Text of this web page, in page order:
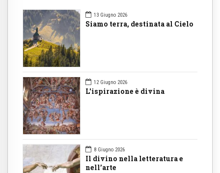
13 Giugno 2026
Siamo terra, destinata al Cielo
12 Giugno 2026
L'ispirazione è divina
8 Giugno 2026
Il divino nella letteratura e
nell’arte